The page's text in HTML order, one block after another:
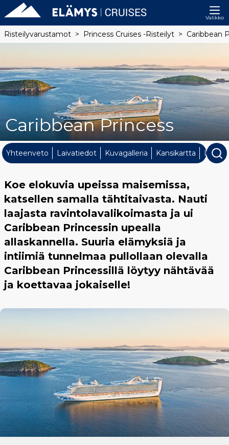
Valikko
Risteilyvarustamot Princess Cruises -risteilyt Caribbean
Caribbean Princess
Yhteenveto Laivatiedot Kuvagalleria Kansikartta
Koe elokuvia upeissa maisemissa,
katsellen samalla tähtitaivasta. Nauti
laajasta ravintolavalikoimasta ja ui
Caribbean Princessin upealla
allaskannella. Suuria elämyksiä ja
intiimiä tunnelmaa pullollaan olevalla
Caribbean Princessillä löytyy nähtävää
ja koettavaa jokaiselle!